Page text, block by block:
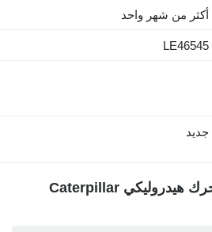
أكثر من شهر واحد
LE46545
جديد
معلومات إضافية — محرك هيدروليكي Caterpillar